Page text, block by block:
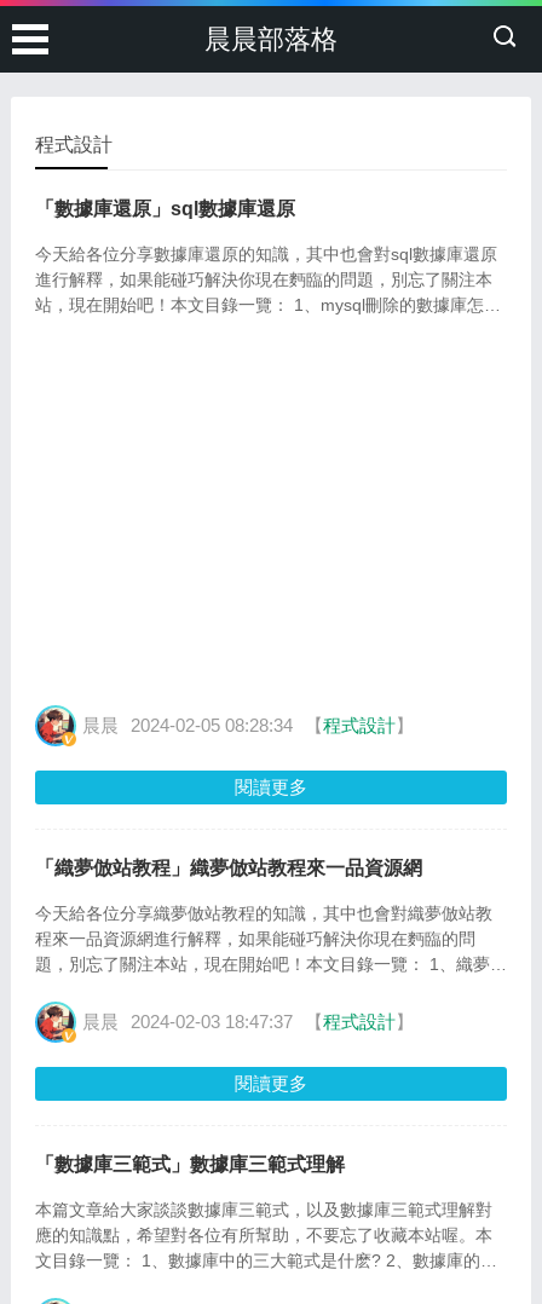
晨晨部落格
程式設計
「數據庫還原」sql數據庫還原
今天給各位分享數據庫還原的知識，其中也會對sql數據庫還原
進行解釋，如果能碰巧解決你現在麪臨的問題，別忘了關注本
站，現在開始吧！本文目錄一覽： 1、mysql刪除的數據庫怎麽
晨晨 2024-02-05 08:28:34 【程式設計】
閱讀更多
「織夢倣站教程」織夢倣站教程來一品資源網
今天給各位分享織夢倣站教程的知識，其中也會對織夢倣站教
程來一品資源網進行解釋，如果能碰巧解決你現在麪臨的問
題，別忘了關注本站，現在開始吧！本文目錄一覽： 1、織夢倣
夢...
晨晨 2024-02-03 18:47:37 【程式設計】
閱讀更多
「數據庫三範式」數據庫三範式理解
本篇文章給大家談談數據庫三範式，以及數據庫三範式理解對
應的知識點，希望對各位有所幫助，不要忘了收藏本站喔。本
文目錄一覽： 1、數據庫中的三大範式是什麽? 2、數據庫的三